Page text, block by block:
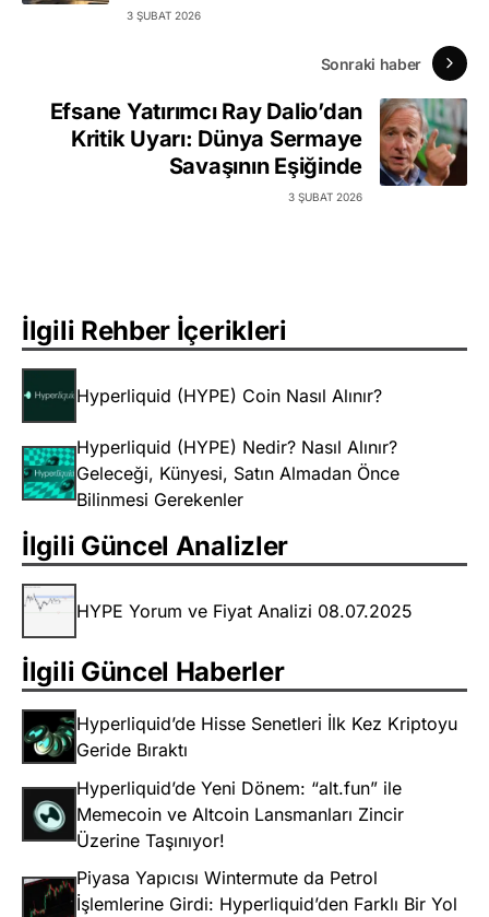
3 ŞUBAT 2026
Sonraki haber
Efsane Yatırımcı Ray Dalio’dan
Kritik Uyarı: Dünya Sermaye
Savaşının Eşiğinde
3 ŞUBAT 2026
İlgili Rehber İçerikleri
Hyperliquid (HYPE) Coin Nasıl Alınır?
Hyperliquid (HYPE) Nedir? Nasıl Alınır?
Geleceği, Künyesi, Satın Almadan Önce
Bilinmesi Gerekenler
İlgili Güncel Analizler
HYPE Yorum ve Fiyat Analizi 08.07.2025
İlgili Güncel Haberler
Hyperliquid’de Hisse Senetleri İlk Kez Kriptoyu
Geride Bıraktı
Hyperliquid’de Yeni Dönem: “alt.fun” ile
Memecoin ve Altcoin Lansmanları Zincir
Üzerine Taşınıyor!
Piyasa Yapıcısı Wintermute da Petrol
İşlemlerine Girdi: Hyperliquid’den Farklı Bir Yol